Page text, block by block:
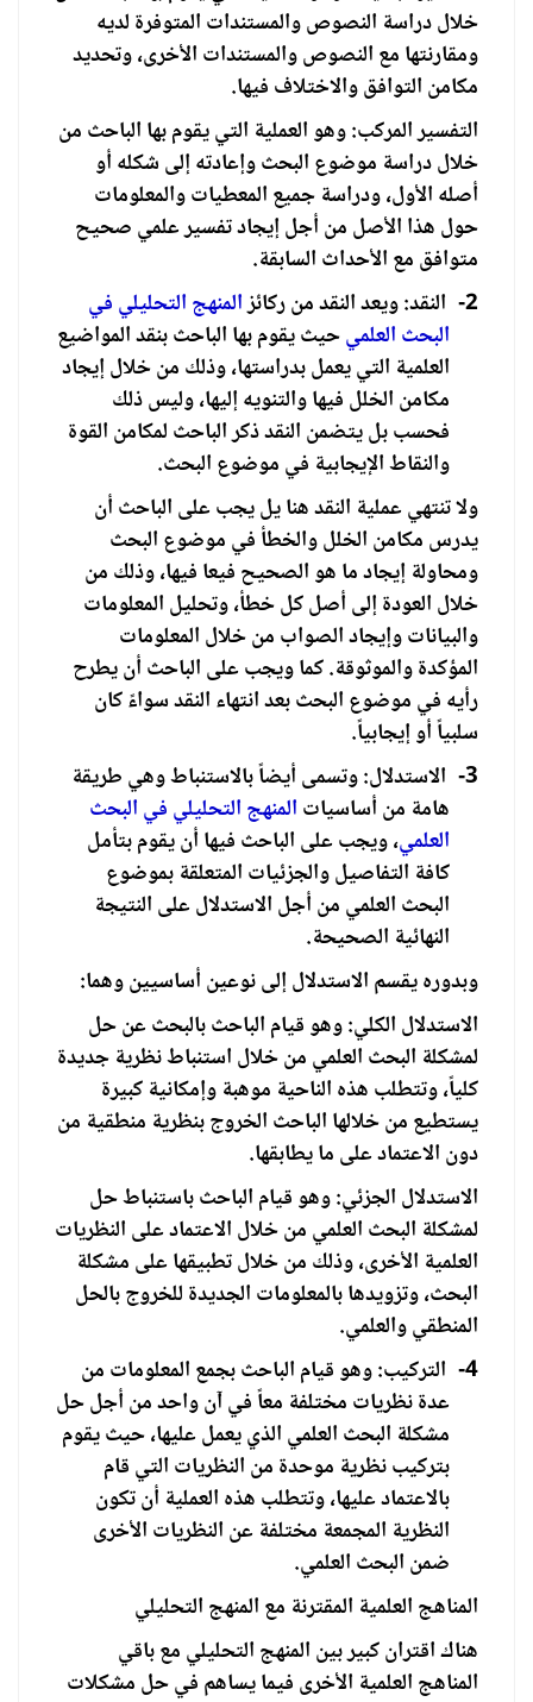
خلال دراسة النصوص والمستندات المتوفرة لديه
ومقارنتها مع النصوص والمستندات الأخرى، وتحديد
مكامن التوافق والاختلاف فيها.
التفسير المركب: وهو العملية التي يقوم بها الباحث من
خلال دراسة موضوع البحث وإعادته إلى شكله أو
أصله الأول، ودراسة جميع المعطيات والمعلومات
حول هذا الأصل من أجل إيجاد تفسير علمي صحيح
متوافق مع الأحداث السابقة.
2- النقد: ويعد النقد من ركائزالمنهج التحليلي في
البحث العلميحيث يقوم بها الباحث بنقد المواضيع
العلمية التي يعمل بدراستها، وذلك من خلال إيجاد
مكامن الخلل فيها والتنويه إليها، وليس ذلك
فحسب بل يتضمن النقد ذكر الباحث لمكامن القوة
والنقاط الإيجابية في موضوع البحث.
ولا تنتهي عملية النقد هنا يل يجب على الباحث أن
يدرس مكامن الخلل والخطأ في موضوع البحث
ومحاولة إيجاد ما هو الصحيح فيعا فيها، وذلك من
خلال العودة إلى أصل كل خطأ، وتحليل المعلومات
والبيانات وإيجاد الصواب من خلال المعلومات
المؤكدة والموثوقة. كما ويجب على الباحث أن يطرح
رأيه في موضوع البحث بعد انتهاء النقد سواءً كان
سلبياً أو إيجابياً.
3- الاستدلال: وتسمى أيضاً بالاستنباط وهي طريقة
هامة من أساسياتالمنهج التحليلي في البحث
العلمي، ويجب على الباحث فيها أن يقوم بتأمل
كافة التفاصيل والجزئيات المتعلقة بموضوع
البحث العلمي من أجل الاستدلال على النتيجة
النهائية الصحيحة.
وبدوره يقسم الاستدلال إلى نوعين أساسيين وهما:
الاستدلال الكلي: وهو قيام الباحث بالبحث عن حل
لمشكلة البحث العلمي من خلال استنباط نظرية جديدة
كلياً، وتتطلب هذه الناحية موهبة وإمكانية كبيرة
يستطيع من خلالها الباحث الخروج بنظرية منطقية من
دون الاعتماد على ما يطابقها.
الاستدلال الجزئي: وهو قيام الباحث باستنباط حل
لمشكلة البحث العلمي من خلال الاعتماد على النظريات
العلمية الأخرى، وذلك من خلال تطبيقها على مشكلة
البحث، وتزويدها بالمعلومات الجديدة للخروج بالحل
المنطقي والعلمي.
4- التركيب: وهو قيام الباحث بجمع المعلومات من
عدة نظريات مختلفة معاً في آن واحد من أجل حل
مشكلة البحث العلمي الذي يعمل عليها، حيث يقوم
بتركيب نظرية موحدة من النظريات التي قام
بالاعتماد عليها، وتتطلب هذه العملية أن تكون
النظرية المجمعة مختلفة عن النظريات الأخرى
ضمن البحث العلمي.
المناهج العلمية المقترنة مع المنهج التحليلي
هناك اقتران كبير بين المنهج التحليلي مع باقي
المناهج العلمية الأخرى فيما يساهم في حل مشكلات